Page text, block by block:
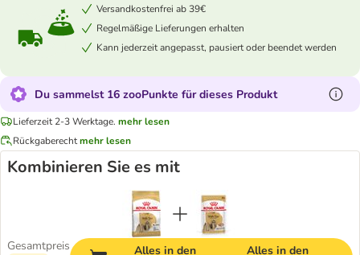
Versandkostenfrei ab 39€
Regelmäßige Lieferungen erhalten
Kann jederzeit angepasst, pausiert oder beendet werden
Du sammelst 16 zooPunkte für dieses Produkt
Lieferzeit 2-3 Werktage. mehr lesen
Rückgaberechtmehr lesen
Kombinieren Sie es mit
Gesamtpreis
Alles in den
Alles in den